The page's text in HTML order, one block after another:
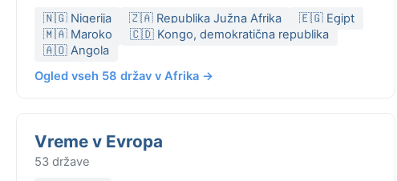
🇳🇬 Nigerija
🇿🇦 Republika Južna Afrika
🇪🇬 Egipt
🇲🇦 Maroko
🇨🇩 Kongo, demokratična republika
🇦🇴 Angola
Ogled vseh 58 držav v Afrika →
Vreme v Evropa
53 države